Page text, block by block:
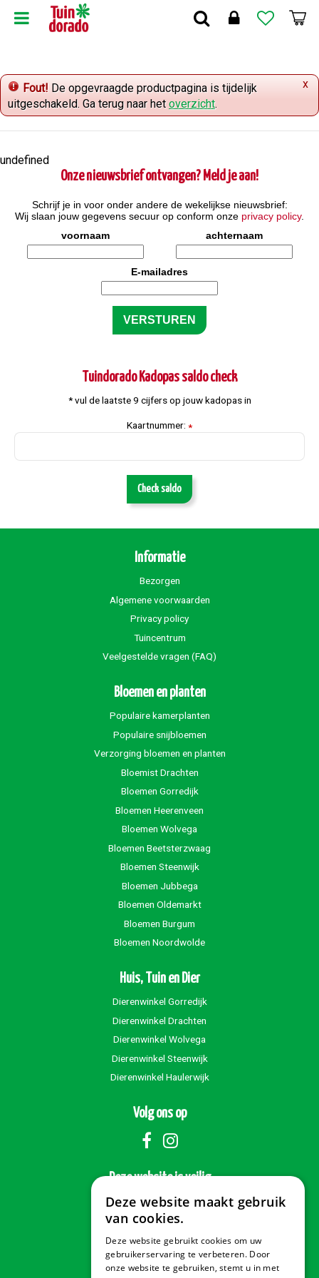
r
o
n
e
x
Fout! De opgevraagde productpagina is tijdelijk
uitgeschakeld. Ga terug naar hetoverzicht.
undefined
Onze nieuwsbrief ontvangen? Meld je aan!
Schrijf je in voor onder andere de wekelijkse nieuwsbrief:
Wij slaan jouw gegevens secuur op conform onze privacy policy.
voornaam
achternaam
E-mailadres
Tuindorado Kadopas saldo check
* vul de laatste 9 cijfers op jouw kadopas in
Kaartnummer: *
Check saldo
Informatie
Bezorgen
Algemene voorwaarden
Privacy policy
Tuincentrum
Veelgestelde vragen (FAQ)
Bloemen en planten
Populaire kamerplanten
Populaire snijbloemen
Verzorging bloemen en planten
Bloemist Drachten
Bloemen Gorredijk
Bloemen Heerenveen
Bloemen Wolvega
Bloemen Beetsterzwaag
Bloemen Steenwijk
Bloemen Jubbega
Bloemen Oldemarkt
Bloemen Burgum
Bloemen Noordwolde
Huis, Tuin en Dier
Dierenwinkel Gorredijk
Dierenwinkel Drachten
Dierenwinkel Wolvega
Dierenwinkel Steenwijk
Dierenwinkel Haulerwijk
Volg ons op
Deze website is veilig
Veilig betalen
Deze website maakt gebruik
van cookies.
Deze website gebruikt cookies om uw
gebruikerservaring te verbeteren. Door
onze website te gebruiken, stemt u in met